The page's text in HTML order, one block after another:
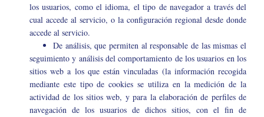
los usuarios, como el idioma, el tipo de navegador a través del
cual accede al servicio, o la configuración regional desde donde
accede al servicio.
De análisis, que permiten al responsable de las mismas el
seguimiento y análisis del comportamiento de los usuarios en los
sitios web a los que están vinculadas (la información recogida
mediante este tipo de cookies se utiliza en la medición de la
actividad de los sitios web, y para la elaboración de perfiles de
navegación de los usuarios de dichos sitios, con el fin de